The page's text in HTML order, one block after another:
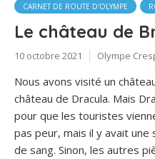
CARNET DE ROUTE D'OLYMPE
Le château de
10 octobre 2021 Olympe
Nous avons visité un
château de Dracula. Mais
pour que les touristes
pas peur, mais il y avait une
de sang. Sinon, les autres